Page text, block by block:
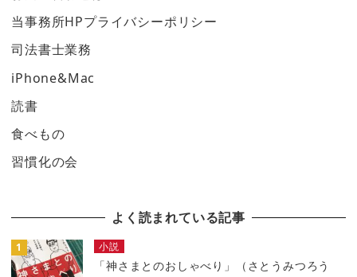
当事務所HPプライバシーポリシー
司法書士業務
iPhone&Mac
読書
食べもの
習慣化の会
よく読まれている記事
小説
「神さまとのおしゃべり」（さとうみつろう